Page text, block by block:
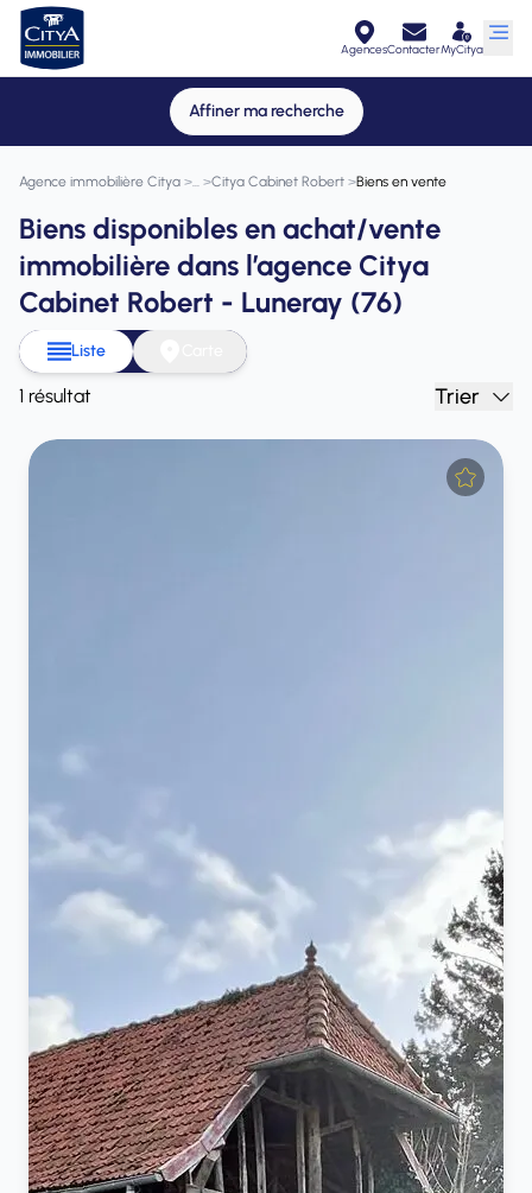
AgencesContacterMyCitya
Affiner ma recherche
Agence immobilière Citya > >Citya Cabinet Robert >Biens en vente
Biens disponibles en achat/vente
immobilière dans l’agence Citya
Cabinet Robert - Luneray (76)
Liste
1 résultat Trier